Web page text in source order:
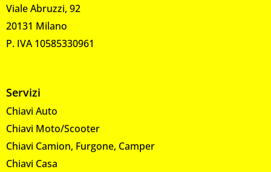
Viale Abruzzi, 92
20131 Milano
P. IVA 10585330961
Servizi
Chiavi Auto
Chiavi Moto/Scooter
Chiavi Camion, Furgone, Camper
Chiavi Casa